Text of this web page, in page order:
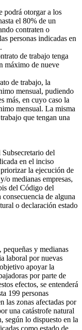
podrá otorgar a los
el 80% de un
contraten o
personas indicadas en
de trabajo tenga
máximo de nueve
de trabajo, la
mensual, pudiendo
más, en cuyo caso la
mensual. La misma
que tengan una
del
en el inciso
la ejecución de
o medianas empresas,
del Código del
de alguna
o declaración estado
y medianas
laboral por nuevas
apoyar la
por parte de
efectos, se entenderá
199 personas
las zonas afectadas por
una catástrofe natural
según lo dispuesto en la
como estado de